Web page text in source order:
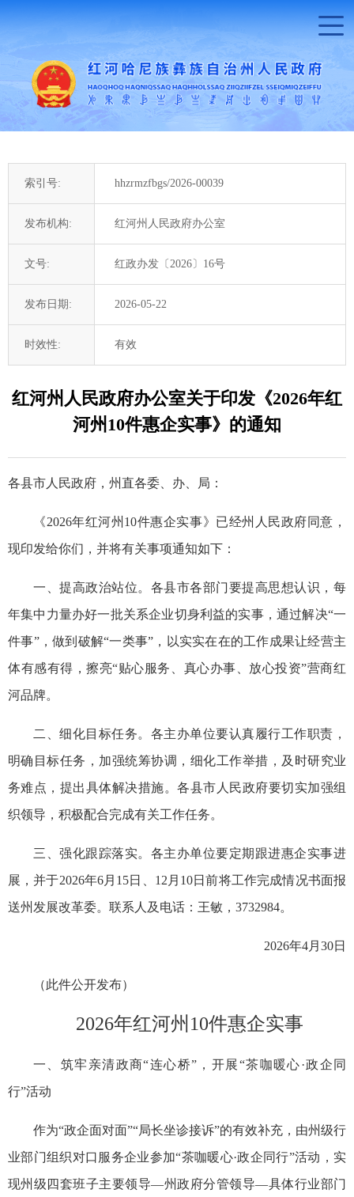
索引号: hhzrmzfbgs/2026-00039
发布机构: 红河州人民政府办公室
文号: 红政办发〔2026〕16号
发布日期: 2026-05-22
时效性: 有效
红河州人民政府办公室关于印发《2026年红
河州10件惠企实事》的通知
各县市人民政府，州直各委、办、局：
《2026年红河州10件惠企实事》已经州人民政府同意，
现印发给你们，并将有关事项通知如下：
一、提高政治站位。各县市各部门要提高思想认识，每
年集中力量办好一批关系企业切身利益的实事，通过解决“一
件事”，做到破解“一类事”，以实实在在的工作成果让经营主
体有感有得，擦亮“贴心服务、真心办事、放心投资”营商红
河品牌。
二、细化目标任务。各主办单位要认真履行工作职责，
明确目标任务，加强统筹协调，细化工作举措，及时研究业
务难点，提出具体解决措施。各县市人民政府要切实加强组
织领导，积极配合完成有关工作任务。
三、强化跟踪落实。各主办单位要定期跟进惠企实事进
展，并于2026年6月15日、12月10日前将工作完成情况书面报
送州发展改革委。联系人及电话：王敏，3732984。
2026年4月30日
（此件公开发布）
2026年红河州10件惠企实事
一、筑牢亲清政商“连心桥”，开展“茶咖暖心·政企同
行”活动
作为“政企面对面”“局长坐诊接诉”的有效补充，由州级行
业部门组织对口服务企业参加“茶咖暖心·政企同行”活动，实
现州级四套班子主要领导—州政府分管领导—具体行业部门